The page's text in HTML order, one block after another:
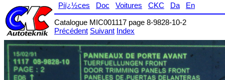
Piï¿½ces Doc Voitures CKC Da
En
Catalogue MIC001117 page 8-9828-10-2
Précédent Suivant Index